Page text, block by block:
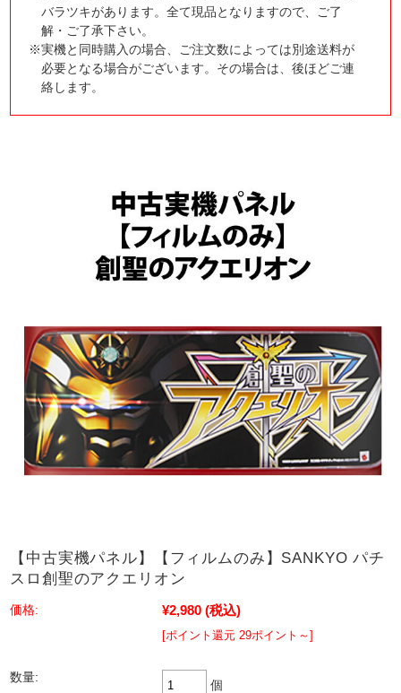
バラツキがあります。全て現品となりますので、ご了
解・ご了承下さい。
※実機と同時購入の場合、ご注文数によっては別途送料が
必要となる場合がございます。その場合は、後ほどご連
絡します。
【中古実機パネル】【フィルムのみ】SANKYO パチ
スロ創聖のアクエリオン
価格: ¥2,980 (税込)
[ポイント還元 29ポイント～]
数量:
個